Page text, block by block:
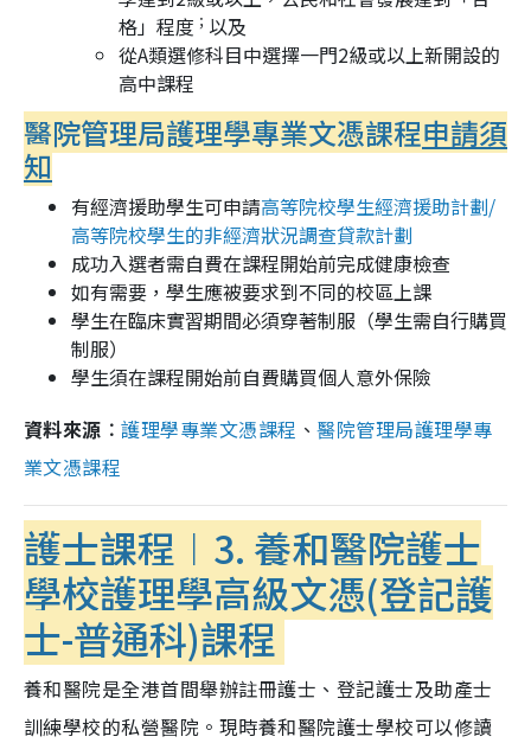
格」程度 ； 以及
從A類選修科目中選擇一門2級或以上新開設的
高中課程
醫院管理局護理學專業文憑課程申請須
知
有經濟援助學生可申請高等院校學生經濟援助計劃/
高等院校學生的非經濟狀況調查貸款計劃
成功入選者需自費在課程開始前完成健康檢查
如有需要，學生應被要求到不同的校區上課
學生在臨床實習期間必須穿著制服（學生需自行購買
制服）
學生須在課程開始前自費購買個人意外保險
資料來源︰護理學專業文憑課程 、醫院管理局護理學專
業文憑課程
護士課程︱3. 養和醫院護士
學校護理學高級文憑(登記護
士-普通科)課程
養和醫院是全港首間舉辦註冊護士、登記護士及助產士
訓練學校的私營醫院。現時養和醫院護士學校可以修讀